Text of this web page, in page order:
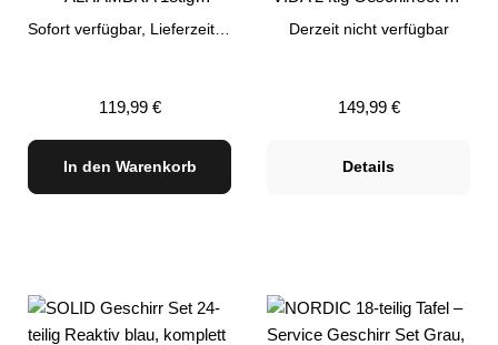
Regulärer Preis:
119,99 €
In den Warenkorb
Derzeit nicht verfügbar
Regulärer Preis:
149,99 €
Details